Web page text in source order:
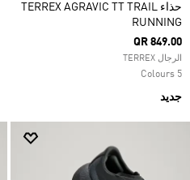
حذاء TERREX AGRAVIC TT TRAIL
RUNNING
QR 849.00
الرجال TERREX
5 Colours
جديد